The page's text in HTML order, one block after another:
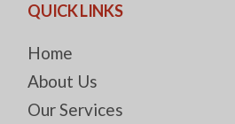
QUICK LINKS
Home
About Us
Our Services